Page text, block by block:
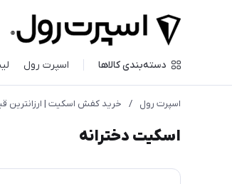
دسته‌بندی کالاها اسپرت رول
اسپرت رول / خريد كفش اسكيت | ارزانترين قيمت
اسکیت دخترانه